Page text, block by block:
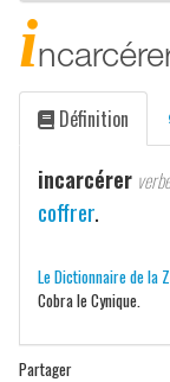
i
Définition
incarcérer
coffrer.
Le Dictionnaire de la
Cobra le Cynique.
Partager